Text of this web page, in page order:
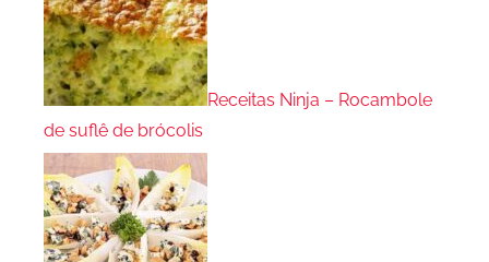
Receitas Ninja – Rocambole
de suflê de brócolis